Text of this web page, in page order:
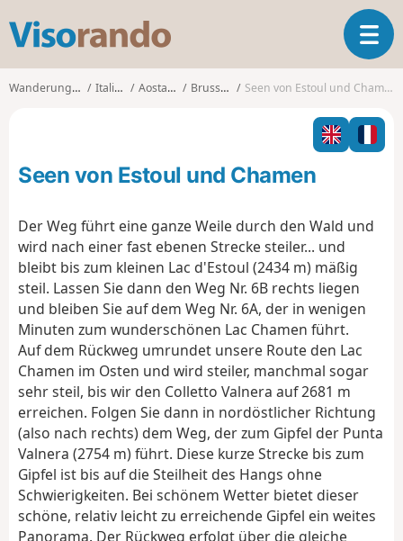
s
o
T
o
l
n
g
Wanderungen Italien Aostatal Brusson Seen von Estoul und Chamen
Seen von Estoul und Chamen
Der Weg führt eine ganze Weile durch den Wald und
wird nach einer fast ebenen Strecke steiler... und
bleibt bis zum kleinen Lac d'Estoul (2434 m) mäßig
steil. Lassen Sie dann den Weg Nr. 6B rechts liegen
und bleiben Sie auf dem Weg Nr. 6A, der in wenigen
Minuten zum wunderschönen Lac Chamen führt.
Auf dem Rückweg umrundet unsere Route den Lac
Chamen im Osten und wird steiler, manchmal sogar
sehr steil, bis wir den Colletto Valnera auf 2681 m
erreichen. Folgen Sie dann in nordöstlicher Richtung
(also nach rechts) dem Weg, der zum Gipfel der Punta
Valnera (2754 m) führt. Diese kurze Strecke bis zum
Gipfel ist bis auf die Steilheit des Hangs ohne
Schwierigkeiten. Bei schönem Wetter bietet dieser
schöne, relativ leicht zu erreichende Gipfel ein weites
Panorama. Der Rückweg erfolgt über die gleiche